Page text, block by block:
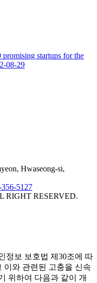
startups for the
08-29
Hwaseong-si,
5127
RIGHT RESERVED.
정보 보호법 제30조에 따
이와 관련된 고충을 신속
위하여 다음과 같이 개